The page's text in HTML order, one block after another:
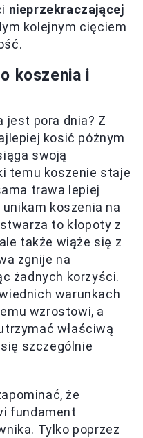
nieprzekraczającej
kolejnym cięciem
koszenia i
jest pora dnia? Z
kosić późnym
swoją
temu koszenie staje
trawa lepiej
koszenia na
to kłopoty z
także wiąże się z
zgnije na
żadnych korzyści.
warunkach
wzrostowi, a
właściwą
szczególnie
że
fundament
Tylko poprzez